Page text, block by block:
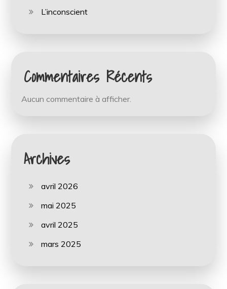
L’inconscient
Commentaires Récents
Aucun commentaire à afficher.
Archives
avril 2026
mai 2025
avril 2025
mars 2025